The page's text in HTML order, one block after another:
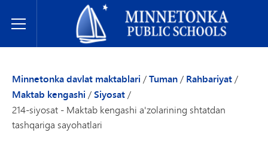
Toggle Menu
Minnetonka davlat maktablari
Minnetonka davlat maktablari /Tuman/ Rahbariyat/
Maktab kengashi /Siyosat/
214-siyosat - Maktab kengashi a'zolarining shtatdan
tashqariga sayohatlari